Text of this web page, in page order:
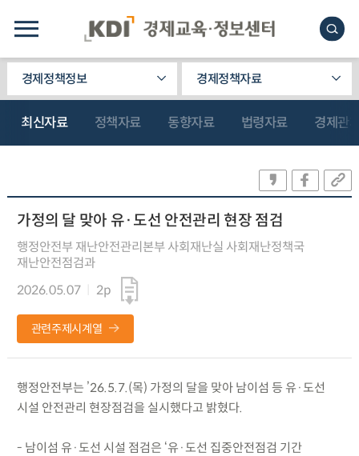
경제정책정보 경제정책자료
최신자료 정책자료 동향자료 법령자료 경제관
가정의 달 맞아 유·도선 안전관리 현장 점검
행정안전부 재난안전관리본부 사회재난실 사회재난정책국
재난안전점검과
2026.05.07
2p
관련주제시계열
행정안전부는 ’26.5.7.(목) 가정의 달을 맞아 남이섬 등 유·도선
시설 안전관리 현장점검을 실시했다고 밝혔다.
- 남이섬 유·도선 시설 점검은 ‘유·도선 집중안전점검 기간